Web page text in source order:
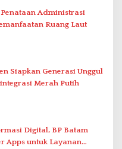
Administrasi
Ruang Laut
Siapkan Generasi Unggul
Merah Putih
Digital, BP Batam
Apps untuk Layanan